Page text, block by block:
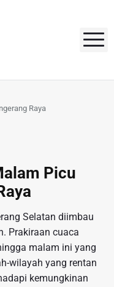
Raya
Picu
Selatan diimbau
Prakiraan cuaca
malam ini yang
wilayah yang rentan
kemungkinan